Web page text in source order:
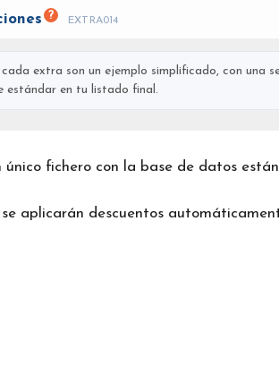
? EXTRA014
extra son un ejemplo simplificado, con una
estándar en tu listado final.
fichero con la base de datos
se aplicarán descuentos